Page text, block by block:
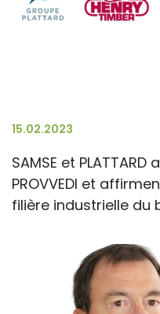
15.02.2023
SAMSE et
PROVVEDI et
filière industrielle du